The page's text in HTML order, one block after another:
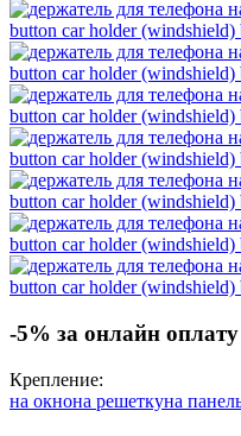
-5% за онлайн оплату
Крепление:
на окнона решеткуна